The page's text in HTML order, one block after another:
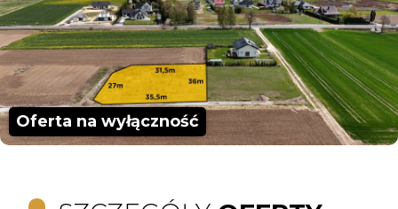
Oferta na wyłączność